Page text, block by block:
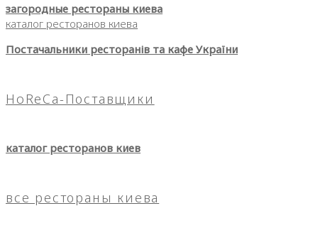
загородные рестораны киева
каталог ресторанов киева
Постачальники ресторанів та кафе України
HoReCa-Поставщики
каталог ресторанов киев
все рестораны киева